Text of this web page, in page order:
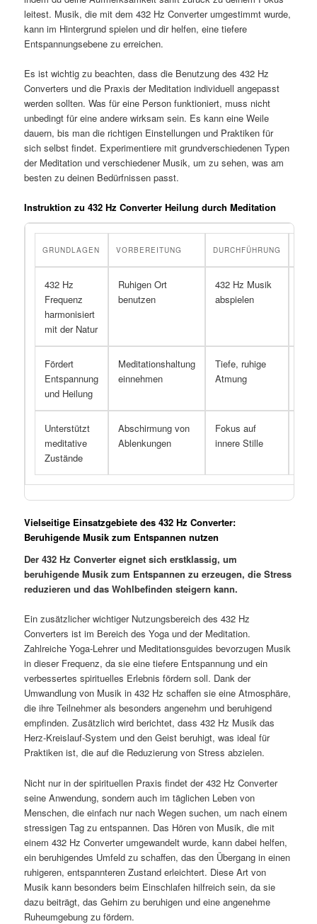
leitest. Musik, die mit dem 432 Hz Converter umgestimmt wurde,
kann im Hintergrund spielen und dir helfen, eine tiefere
Entspannungsebene zu erreichen.
Es ist wichtig zu beachten, dass die Benutzung des 432 Hz
Converters und die Praxis der Meditation individuell angepasst
werden sollten. Was für eine Person funktioniert, muss nicht
unbedingt für eine andere wirksam sein. Es kann eine Weile
dauern, bis man die richtigen Einstellungen und Praktiken für
sich selbst findet. Experimentiere mit grundverschiedenen Typen
der Meditation und verschiedener Musik, um zu sehen, was am
besten zu deinen Bedürfnissen passt.
Instruktion zu 432 Hz Converter Heilung durch Meditation
GRUNDLAGEN VORBEREITUNG DURCHFÜHRUNG
432 Hz
Frequenz
harmonisiert
mit der Natur
Ruhigen Ort
benutzen
432 Hz Musik
abspielen
Fördert
Entspannung
und Heilung
Meditationshaltung
einnehmen
Tiefe, ruhige
Atmung
Unterstützt
meditative
Zustände
Abschirmung von
Ablenkungen
Fokus auf
innere Stille
Vielseitige Einsatzgebiete des 432 Hz Converter:
Beruhigende Musik zum Entspannen nutzen
Der 432 Hz Converter eignet sich erstklassig, um
beruhigende Musik zum Entspannen zu erzeugen, die Stress
reduzieren und das Wohlbefinden steigern kann.
Ein zusätzlicher wichtiger Nutzungsbereich des 432 Hz
Converters ist im Bereich des Yoga und der Meditation.
Zahlreiche Yoga-Lehrer und Meditationsguides bevorzugen Musik
in dieser Frequenz, da sie eine tiefere Entspannung und ein
verbessertes spirituelles Erlebnis fördern soll. Dank der
Umwandlung von Musik in 432 Hz schaffen sie eine Atmosphäre,
die ihre Teilnehmer als besonders angenehm und beruhigend
empfinden. Zusätzlich wird berichtet, dass 432 Hz Musik das
Herz-Kreislauf-System und den Geist beruhigt, was ideal für
Praktiken ist, die auf die Reduzierung von Stress abzielen.
Nicht nur in der spirituellen Praxis findet der 432 Hz Converter
seine Anwendung, sondern auch im täglichen Leben von
Menschen, die einfach nur nach Wegen suchen, um nach einem
stressigen Tag zu entspannen. Das Hören von Musik, die mit
einem 432 Hz Converter umgewandelt wurde, kann dabei helfen,
ein beruhigendes Umfeld zu schaffen, das den Übergang in einen
ruhigeren, entspannteren Zustand erleichtert. Diese Art von
Musik kann besonders beim Einschlafen hilfreich sein, da sie
dazu beiträgt, das Gehirn zu beruhigen und eine angenehme
Ruheumgebung zu fördern.